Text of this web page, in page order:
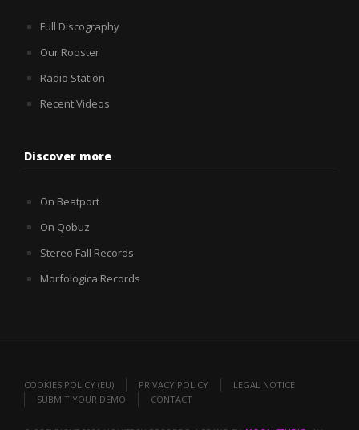
Full Discography
Our Rooster
Radio Station
Recent Videos
Discover more
On Beatport
On Qobuz
Stereo Fall Records
Morfologica Records
COOKIES POLICY (EU) PRIVACY POLICY
LEGAL NOTICE
SUBMIT YOUR DEMO
CONTACT